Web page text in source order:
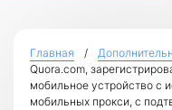
Главная
Quora.com,
мобильное устройство с
мобильных прокси, с